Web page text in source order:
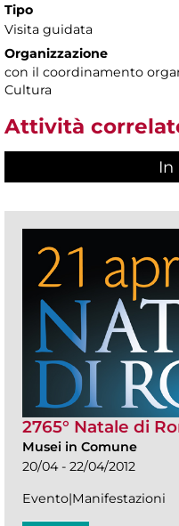
Tipo
Visita guidata
Organizzazione
con il coordinamento
Cultura
Attività
In
2765° Natale di
Musei in Comune
20/04 - 22/04/2012
Evento|Manifestazioni